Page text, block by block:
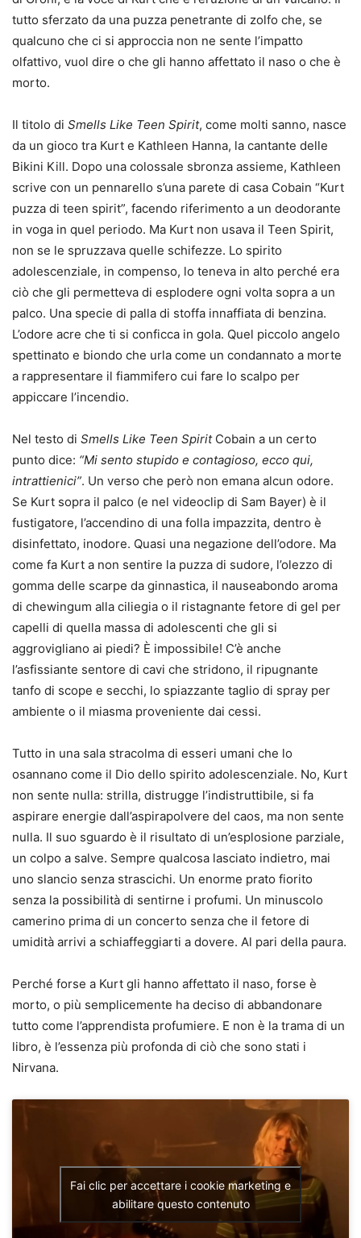
tutto sferzato da una puzza penetrante di zolfo che, se
qualcuno che ci si approccia non ne sente l’impatto
olfattivo, vuol dire o che gli hanno affettato il naso o che è
morto.
Il titolo di Smells Like Teen Spirit, come molti sanno, nasce
da un gioco tra Kurt e Kathleen Hanna, la cantante delle
Bikini Kill. Dopo una colossale sbronza assieme, Kathleen
scrive con un pennarello s’una parete di casa Cobain “Kurt
puzza di teen spirit”, facendo riferimento a un deodorante
in voga in quel periodo. Ma Kurt non usava il Teen Spirit,
non se le spruzzava quelle schifezze. Lo spirito
adolescenziale, in compenso, lo teneva in alto perché era
ciò che gli permetteva di esplodere ogni volta sopra a un
palco. Una specie di palla di stoffa innaffiata di benzina.
L’odore acre che ti si conficca in gola. Quel piccolo angelo
spettinato e biondo che urla come un condannato a morte
a rappresentare il fiammifero cui fare lo scalpo per
appiccare l’incendio.
Nel testo di Smells Like Teen SpiritCobain a un certo
punto dice: “Mi sento stupido e contagioso, ecco qui,
intrattienici”. Un verso che però non emana alcun odore.
Se Kurt sopra il palco (e nel videoclip di Sam Bayer) è il
fustigatore, l’accendino di una folla impazzita, dentro è
disinfettato, inodore. Quasi una negazione dell’odore. Ma
come fa Kurt a non sentire la puzza di sudore, l’olezzo di
gomma delle scarpe da ginnastica, il nauseabondo aroma
di chewingum alla ciliegia o il ristagnante fetore di gel per
capelli di quella massa di adolescenti che gli si
aggrovigliano ai piedi? È impossibile! C’è anche
l’asfissiante sentore di cavi che stridono, il ripugnante
tanfo di scope e secchi, lo spiazzante taglio di spray per
ambiente o il miasma proveniente dai cessi.
Tutto in una sala stracolma di esseri umani che lo
osannano come il Dio dello spirito adolescenziale. No, Kurt
non sente nulla: strilla, distrugge l’indistruttibile, si fa
aspirare energie dall’aspirapolvere del caos, ma non sente
nulla. Il suo sguardo è il risultato di un’esplosione parziale,
un colpo a salve. Sempre qualcosa lasciato indietro, mai
uno slancio senza strascichi. Un enorme prato fiorito
senza la possibilità di sentirne i profumi. Un minuscolo
camerino prima di un concerto senza che il fetore di
umidità arrivi a schiaffeggiarti a dovere. Al pari della paura.
Perché forse a Kurt gli hanno affettato il naso, forse è
morto, o più semplicemente ha deciso di abbandonare
tutto come l’apprendista profumiere. E non è la trama di un
libro, è l’essenza più profonda di ciò che sono stati i
Nirvana.
Fai clic per accettare i cookie marketing e
abilitare questo contenuto